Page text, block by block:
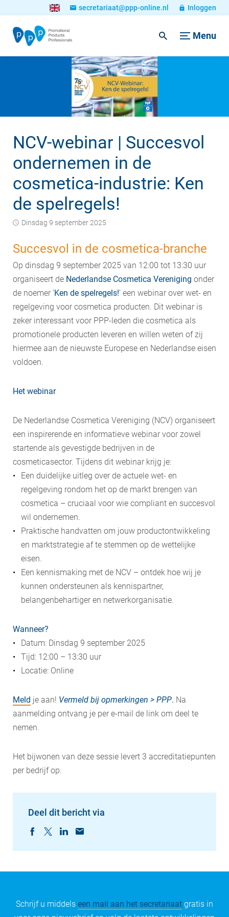
secretariaat@ppp-online.nl Inloggen
Menu
NCV-webinar | Succesvol
ondernemen in de
cosmetica-industrie: Ken
de spelregels!
dinsdag 9 september 2025
Succesvol in de cosmetica-branche
Op dinsdag 9 september 2025 van 12:00 tot 13:30 uur
organiseert de Nederlandse Cosmetica Vereniging onder
de noemer ‘Ken de spelregels!’ een webinar over wet- en
regelgeving voor cosmetica producten. Dit webinar is
zeker interessant voor PPP-leden die cosmetica als
promotionele producten leveren en willen weten of zij
hiermee aan de nieuwste Europese en Nederlandse eisen
voldoen.
Het webinar
De Nederlandse Cosmetica Vereniging (NCV) organiseert
een inspirerende en informatieve webinar voor zowel
startende als gevestigde bedrijven in de
cosmeticasector. Tijdens dit webinar krijg je:
​Een duidelijke uitleg over de actuele wet- en
regelgeving rondom het op de markt brengen van
cosmetica – cruciaal voor wie compliant en succesvol
wil ondernemen.
Praktische handvatten om jouw productontwikkeling
en marktstrategie af te stemmen op de wettelijke
eisen.
Een kennismaking met de NCV – ontdek hoe wij je
kunnen ondersteunen als kennispartner,
belangenbehartiger en netwerkorganisatie.
Wanneer?
Datum: Dinsdag 9 september 2025
Tijd: 12:00 – 13:30 uur
Locatie: Online
Meld je aan! Vermeld bij opmerkingen > PPP. Na
aanmelding ontvang je per e-mail de link om deel te
nemen.
Het bijwonen van deze sessie levert 3 accreditatiepunten
per bedrijf op.
Deel dit bericht via
Schrijf u middels een mail aan het secretariaat gratis in